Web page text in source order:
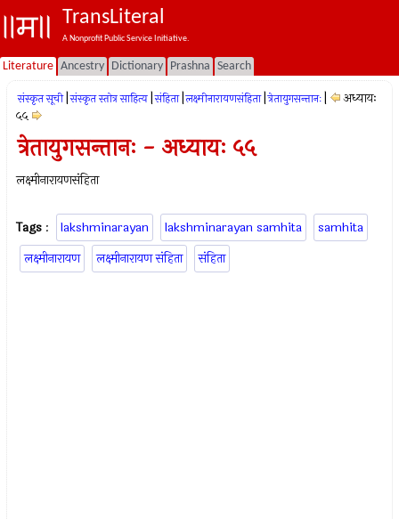
TransLiteral
A Nonprofit Public Service Initiative.
Literature Ancestry Dictionary Prashna Search
संस्कृत सूची संस्कृत स्तोत्र साहित्य संहिता लक्ष्मीनारायणसंहिता त्रेतायुगसन्तानः
अध्यायः
५५
त्रेतायुगसन्तानः - अध्यायः ५५
लक्ष्मीनारायणसंहिता
Tags : lakshminarayan lakshminarayan samhita
samhita
लक्ष्मीनारायण
लक्ष्मीनारायण संहिता संहिता